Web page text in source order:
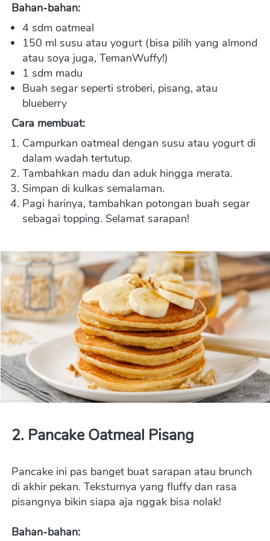
Bahan-bahan:
4 sdm oatmeal
150 ml susu atau yogurt (bisa pilih yang almond
atau soya juga, TemanWuffy!)
1 sdm madu
Buah segar seperti stroberi, pisang, atau
blueberry
Cara membuat:
Campurkan oatmeal dengan susu atau yogurt di
dalam wadah tertutup.
Tambahkan madu dan aduk hingga merata.
Simpan di kulkas semalaman.
Pagi harinya, tambahkan potongan buah segar
sebagai topping. Selamat sarapan!
2. Pancake Oatmeal Pisang
Pancake ini pas banget buat sarapan atau brunch
di akhir pekan. Teksturnya yang fluffy dan rasa
pisangnya bikin siapa aja nggak bisa nolak!
Bahan-bahan: